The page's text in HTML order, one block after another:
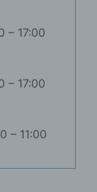
– 17:00
– 17:00
– 11:00